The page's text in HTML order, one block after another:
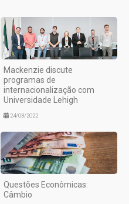
Mackenzie discute
programas de
internacionalização com
Universidade Lehigh
24/03/2022
Questões Econômicas:
Câmbio